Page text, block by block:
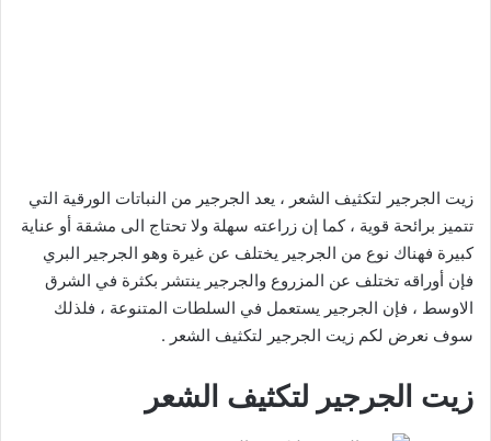
زيت الجرجير لتكثيف الشعر ، يعد الجرجير من النباتات الورقية التي
تتميز برائحة قوية ، كما إن زراعته سهلة ولا تحتاج الى مشقة أو عناية
كبيرة فهناك نوع من الجرجير يختلف عن غيرة وهو الجرجير البري
فإن أوراقه تختلف عن المزروع والجرجير ينتشر بكثرة في الشرق
الاوسط ، فإن الجرجير يستعمل في السلطات المتنوعة ، فلذلك
سوف نعرض لكم زيت الجرجير لتكثيف الشعر .
زيت الجرجير لتكثيف الشعر